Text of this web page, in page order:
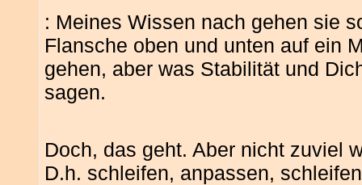
: Meines Wissen nach gehen sie
Flansche oben und unten auf ein
gehen, aber was Stabilität und
sagen.
Doch, das geht. Aber nicht zuviel
D.h. schleifen, anpassen,